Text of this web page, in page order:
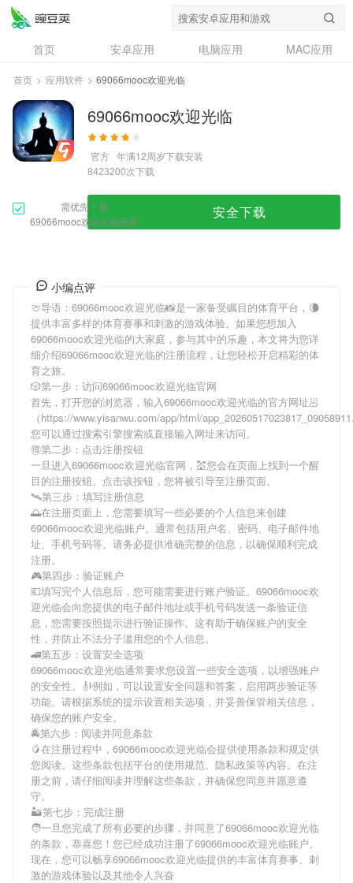
首页 安卓应用 电脑应用
MAC应用
资讯
专题
问答
首页 > 应用软件 > 69066mooc欢迎光临
69066mooc欢迎光临
官方 年满12周岁下载安装
8423200次下载
需优先下载
69066mooc欢迎光临安装
安全下载
小编点评
🍈导语： 69066mooc欢迎光临📸是一家备受瞩目的体育平台，🌘
提供丰富多样的体育赛事和刺激的游戏体验。如果您想加入
69066mooc欢迎光临的大家庭，参与其中的乐趣，本文将为您详
细介绍69066mooc欢迎光临的注册流程，让您轻松开启精彩的体
育之旅。
🎲第一步：访问69066mooc欢迎光临官网
首先，打开您的浏览器，输入69066mooc欢迎光临的官方网址🥟
（https://www.yisanwu.com/app/html/
您可以通过搜索引擎搜索或直接输入网址来访问。
🉐第二步：点击注册按钮
一旦进入69066mooc欢迎光临官网，💒您会在页面上找到一个醒
目的注册按钮。点击该按钮，您将被引导至注册页面。
🛰第三步：填写注册信息
🌅在注册页面上，您需要填写一些必要的个人信息来创建
69066mooc欢迎光临账户。通常包括用户名、密码、电子邮件地
址、手机号码等。请务必提供准确完整的信息，以确保顺利完成
注册。
🎮第四步：验证账户
💶填写完个人信息后，您可能需要进行账户验证。 69066mooc欢
迎光临会向您提供的电子邮件地址或手机号码发送一条验证信
息，您需要按照提示进行验证操作。这有助于确保账户的安全
性，并防止不法分子滥用您的个人信息。
🚄第五步：设置安全选项
69066mooc欢迎光临通常要求您设置一些安全选项，以增强账户
的安全性。🎻例如，可以设置安全问题和答案，启用两步验证等
功能。请根据系统的提示设置相关选项，并妥善保管相关信息，
确保您的账户安全。
🚔第六步：阅读并同意条款
🥭在注册过程中， 69066mooc欢迎光临会提供使用条款和规定供
您阅读。这些条款包括平台的使用规范、隐私政策等内容。在注
册之前，请仔细阅读并理解这些条款，并确保您同意并愿意遵
守。
🏜第七步：完成注册
🧑一旦您完成了所有必要的步骤，并同意了69066mooc欢迎光临
的条款，恭喜您！您已经成功注册了69066mooc欢迎光临账户。
现在，您可以畅享69066mooc欢迎光临提供的丰富体育赛事、刺
激的游戏体验以及其他令人兴奋